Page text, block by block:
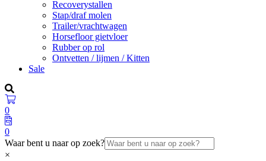
Recoverystallen
Stap/draf molen
Trailer/vrachtwagen
Horsefloor gietvloer
Rubber op rol
Ontvetten / lijmen / Kitten
Sale
0
0
Waar bent u naar op zoek?
×